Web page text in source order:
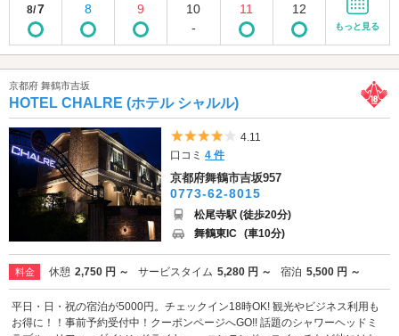
8/7 8 9
10
-
11 12
もっと見る
京都府 舞鶴市吉坂
HOTEL CHALRE (ホテル シャルル)
5つ星のうち4
4.11
口コミ4 件
京都府舞鶴市吉坂957
0773-62-8015
松尾寺駅 (徒歩20分)
舞鶴東IC (車10分)
料金 休憩 2,750 円 ～ サービスタイム 5,280 円 ～ 宿泊 5,500 円 ～
平日・日・祝の宿泊が5000円。チェックイン18時OK! 観光やビジネス利用も
お得に！！事前予約受付中！クーポンページへGO!! 話題のシャワーヘッドミ